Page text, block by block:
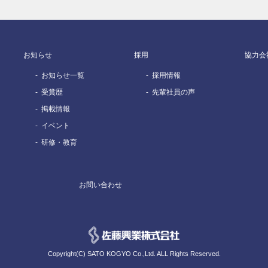
お知らせ
お知らせ一覧
受賞歴
掲載情報
イベント
研修・教育
採用
採用情報
先輩社員の声
協力会
お問い合わせ
Copyright(C) SATO KOGYO Co.,Ltd. ALL Rights Reserved.